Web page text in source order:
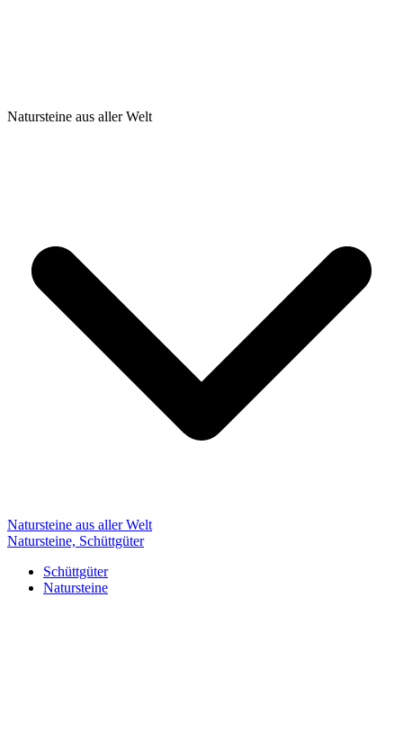
Natursteine aus aller Welt
Natursteine aus aller Welt
Natursteine, Schüttgüter
Schüttgüter
Natursteine